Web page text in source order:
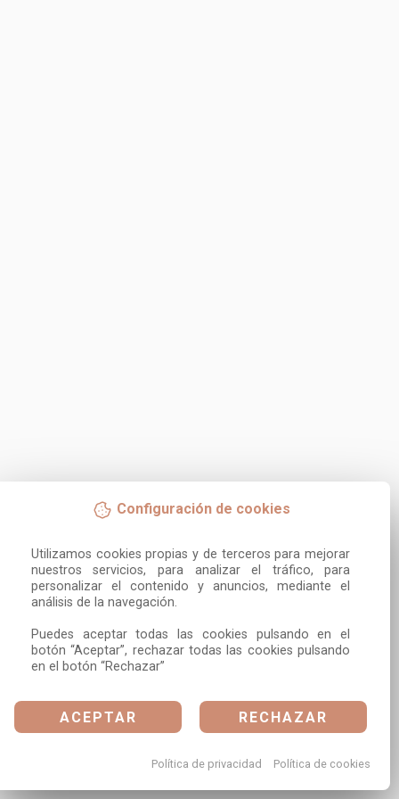
Configuración de cookies
Utilizamos cookies propias y de terceros para mejorar
nuestros servicios, para analizar el tráfico, para
personalizar el contenido y anuncios, mediante el
análisis de la navegación.
Puedes aceptar todas las cookies pulsando en el
botón “Aceptar”, rechazar todas las cookies pulsando
en el botón “Rechazar”
ACEPTAR RECHAZAR
Política de privacidad Política de cookies